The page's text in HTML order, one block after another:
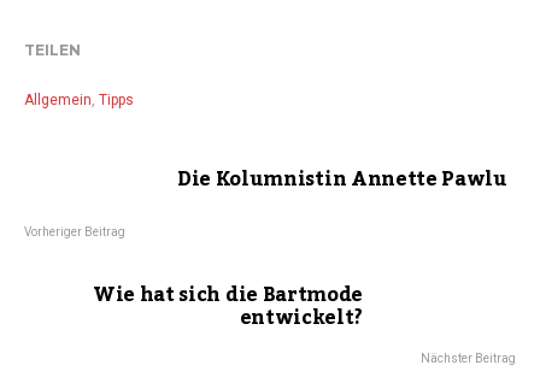
TEILEN
Allgemein, Tipps
Die Kolumnistin Annette Pawlu
Vorheriger Beitrag
Wie hat sich die Bartmode
entwickelt?
Nächster Beitrag